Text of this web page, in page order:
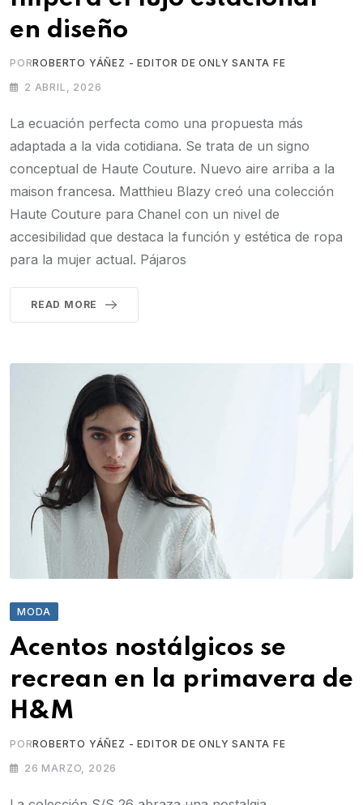
en diseño
PORROBERTO YÁÑEZ - EDITOR DE ONLY SANTA FE
2 ABRIL, 2026
La ecuación perfecta como una propuesta más
adaptada a la vida cotidiana. Se trata de un signo
conceptual de Haute Couture. Nuevo aire arriba a la
maison francesa. Matthieu Blazy creó una colección
Haute Couture para Chanel con un nivel de
accesibilidad que destaca la función y estética de ropa
para la mujer actual. Pájaros
READ MORE
MODA
Acentos nostálgicos se
recrean en la primavera de
H&M
PORROBERTO YÁÑEZ - EDITOR DE ONLY SANTA FE
26 MARZO, 2026